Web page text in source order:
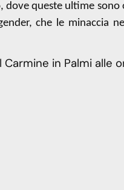
dove queste ultime sono
che le minaccia
in Palmi alle